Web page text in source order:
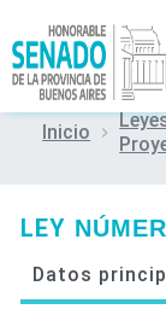
Inicio
LEY
Datos